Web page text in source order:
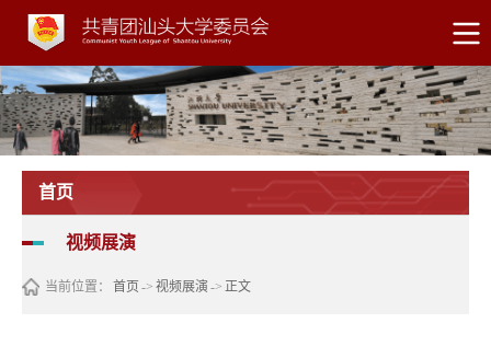
首页
视频展演
当前位置： 首页-> 视频展演 -> 正文